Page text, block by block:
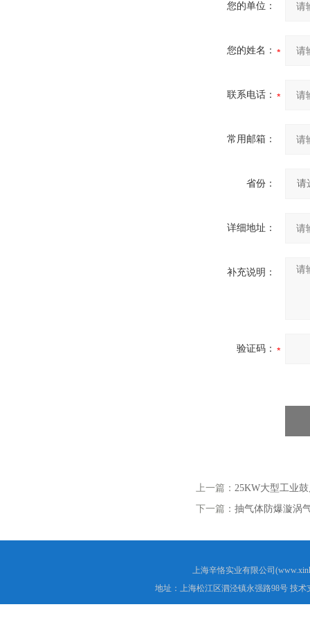
您的单位：
您的姓名：
联系电话：
常用邮箱：
省份：
详细地址：
补充说明：
验证码：
上一篇： 25KW大型工业
下一篇： 抽气体防爆漩涡
上海辛恪实业有限公司
地址：上海松江区泗泾镇永强路98号 技术